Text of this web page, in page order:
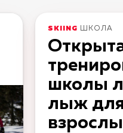
SKIING ШКОЛА
школы
лыж